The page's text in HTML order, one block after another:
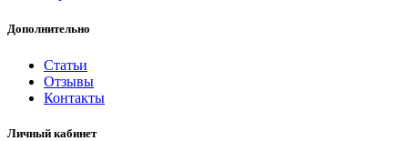
Дополнительно
Статьи
Отзывы
Контакты
Личный кабинет